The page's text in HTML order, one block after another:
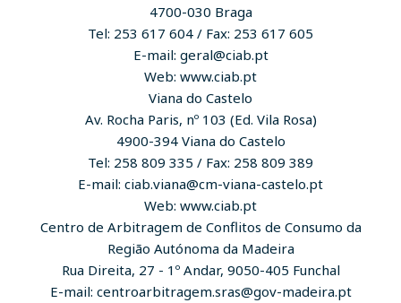
4700-030 Braga
Tel: 253 617 604 / Fax: 253 617 605
E-mail: geral@ciab.pt
Web: www.ciab.pt
Viana do Castelo
Av. Rocha Paris, nº 103 (Ed. Vila Rosa)
4900-394 Viana do Castelo
Tel: 258 809 335 / Fax: 258 809 389
E-mail: ciab.viana@cm-viana-castelo.pt
Web: www.ciab.pt
Centro de Arbitragem de Conflitos de Consumo da
Região Autónoma da Madeira
Rua Direita, 27 - 1º Andar, 9050-405 Funchal
E-mail: centroarbitragem.sras@gov-madeira.pt